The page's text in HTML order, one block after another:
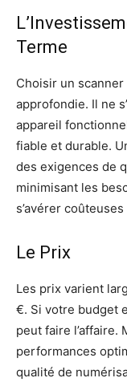
Terme
Choisir un
approfondie. Il ne
appareil
fiable et durable.
des exigences de
minimisant les
s’avérer
Le Prix
Les prix varient
€. Si votre budget
peut faire l’affaire.
performances
qualité de